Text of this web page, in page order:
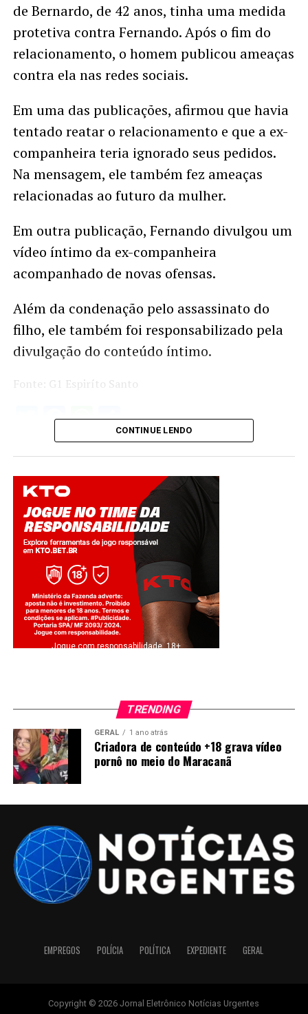
de Bernardo, de 42 anos, tinha uma medida
protetiva contra Fernando. Após o fim do
relacionamento, o homem publicou ameaças
contra ela nas redes sociais.
Em uma das publicações, afirmou que havia
tentado reatar o relacionamento e que a ex-
companheira teria ignorado seus pedidos.
Na mensagem, ele também fez ameaças
relacionadas ao futuro da mulher.
Em outra publicação, Fernando divulgou um
vídeo íntimo da ex-companheira
acompanhado de novas ofensas.
Além da condenação pelo assassinato do
filho, ele também foi responsabilizado pela
divulgação do conteúdo íntimo.
Fonte: G1 Espiríto Santo
Twitter
Facebook
WhatsApp
Share
CONTINUE LENDO
Jogue com responsabilidade. 18+
TRENDING
GERAL 1 ano atrás
Criadora de conteúdo +18 grava vídeo
pornô no meio do Maracanã
EMPREGOS POLÍCIA POLÍTICA EXPEDIENTE GERAL
Copyright © 2026 Jornal Eletrônico Notícias Urgentes